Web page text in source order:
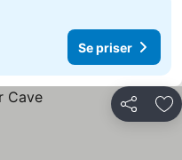
Se priser
Del